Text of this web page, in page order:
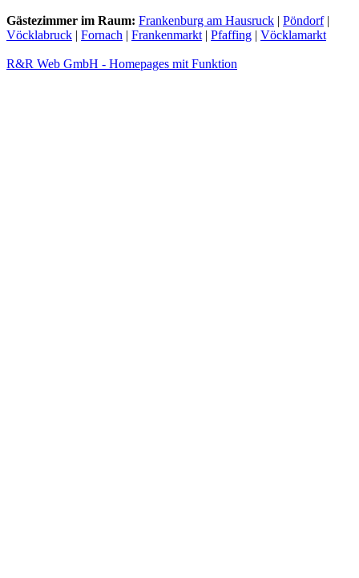
Gästezimmer im Raum: Frankenburg am Hausruck | Pöndorf|
Vöcklabruck | Fornach | Frankenmarkt | Pfaffing | Vöcklamarkt
R&R Web GmbH - Homepages mit Funktion